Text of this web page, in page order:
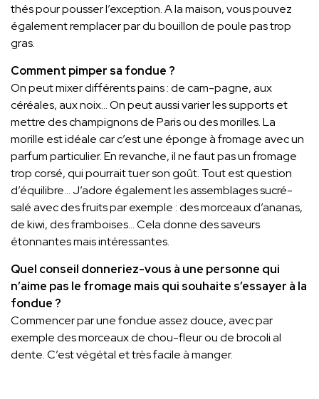
thés pour pousser l’exception. A la maison, vous pouvez
également remplacer par du bouillon de poule pas trop
gras.
Comment pimper sa fondue ?
On peut mixer différents pains : de cam-pagne, aux
céréales, aux noix… On peut aussi varier les supports et
mettre des champignons de Paris ou des morilles. La
morille est idéale car c’est une éponge à fromage avec un
parfum particulier. En revanche, il ne faut pas un fromage
trop corsé, qui pourrait tuer son goût. Tout est question
d’équilibre… J’adore également les assemblages sucré-
salé avec des fruits par exemple : des morceaux d’ananas,
de kiwi, des framboises… Cela donne des saveurs
étonnantes mais intéressantes.
Quel conseil donneriez-vous à une personne qui
n’aime pas le fromage mais qui souhaite s’essayer à la
fondue ?
Commencer par une fondue assez douce, avec par
exemple des morceaux de chou-fleur ou de brocoli al
dente. C’est végétal et très facile à manger.